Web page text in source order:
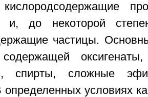
и, до некоторой
частицы.
спирты, сложные
определенных условиях